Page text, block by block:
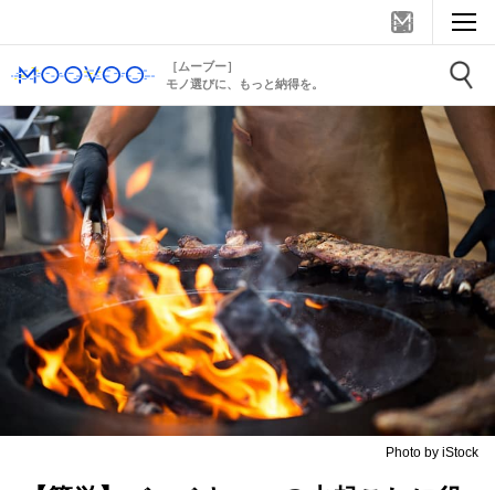
［ムーブー］
モノ選びに、もっと納得を。
Photo by iStock